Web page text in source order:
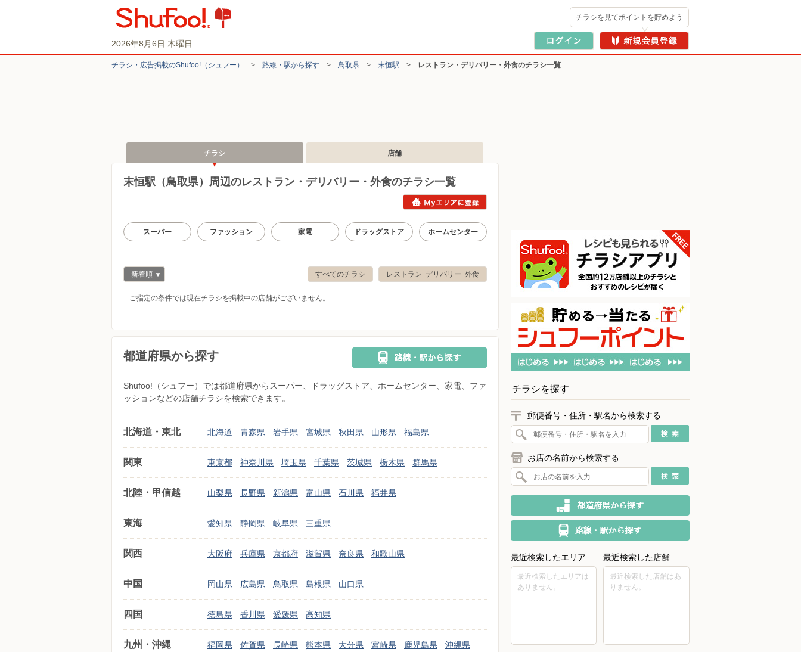
2026年8月6日 木曜日
チラシを見てポイントを貯めよう
チラシ・​広告掲載の​Shufoo!​（シュフー） > 路線・駅から探す > 鳥取県 > 末恒駅 > レストラン・デリバリー・外食のチラシ一覧
チラシ 店舗
末恒駅（鳥取県）周辺のレストラン・デリバリー・外食のチラシ一覧
スーパー ファッション 家電 ドラッグストア ホームセンター
レストラン･デリバリー･外食
すべてのチラシ
新着順
ご指定の条件では現在チラシを掲載中の店舗がございません。
都道府県から探す
Shufoo!（シュフー）では都道府県からスーパー、ドラッグストア、ホームセンター、家電、ファ
ッションなどの店舗チラシを検索できます。
北海道・東北 北海道 青森県 岩手県 宮城県 秋田県 山形県 福島県
関東 東京都 神奈川県 埼玉県 千葉県 茨城県 栃木県 群馬県
北陸・甲信越 山梨県 長野県 新潟県 富山県 石川県 福井県
東海 愛知県 静岡県 岐阜県 三重県
関西 大阪府 兵庫県 京都府 滋賀県 奈良県 和歌山県
中国 岡山県 広島県 鳥取県 島根県 山口県
四国 徳島県 香川県 愛媛県 高知県
九州・沖縄 福岡県 佐賀県 長崎県 熊本県 大分県 宮崎県 鹿児島県 沖縄県
チラシを探す
郵便番号・住所・駅名から検索する
お店の名前から検索する
最近検索したエリア
最近検索したエリアは
ありません。
最近検索した店舗
最近検索した店舗はあ
りません。